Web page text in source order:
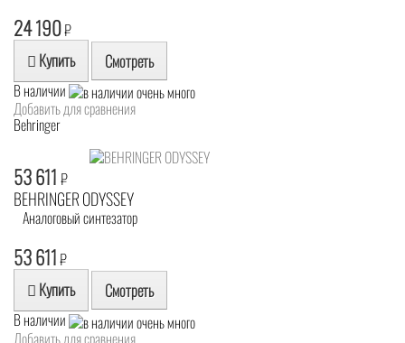
24 190₽
Купить Смотреть
В наличии
Добавить для сравнения
Behringer
53 611 ₽
BEHRINGER ODYSSEY
Аналоговый синтезатор
53 611₽
Купить Смотреть
В наличии
Добавить для сравнения